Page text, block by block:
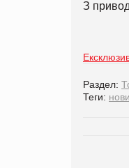
З
Раздел:
Теги: